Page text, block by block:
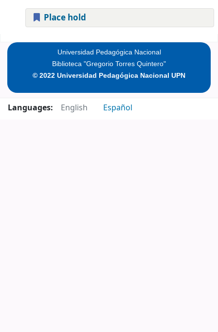
Place hold
Universidad Pedagógica Nacional
Biblioteca "Gregorio Torres Quintero"
© 2022 Universidad Pedagógica Nacional UPN
Languages: English Español